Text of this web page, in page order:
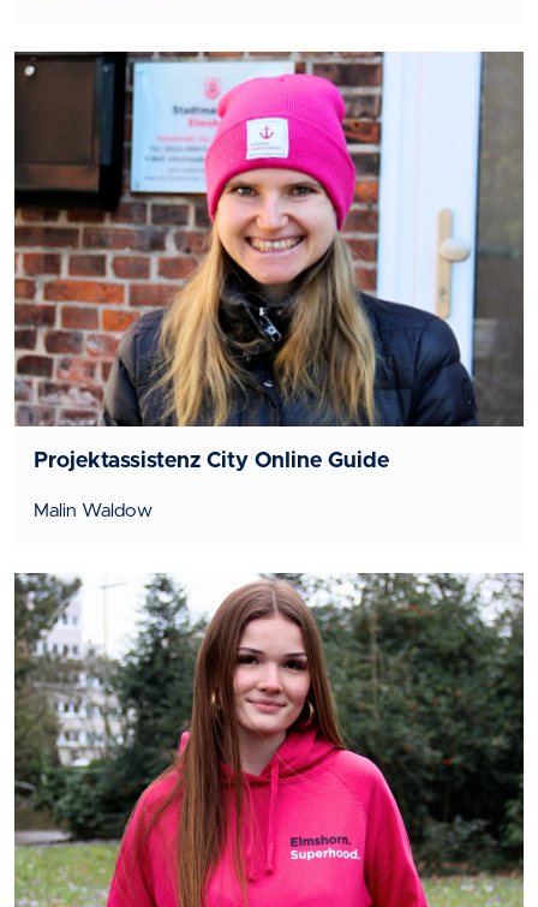
Projektassistenz City Online Guide
Malin Waldow